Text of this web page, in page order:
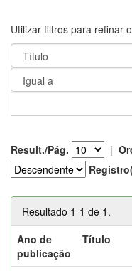
Utilizar filtros para refinar
Result./Pág. |
Resultado 1-1 de 1.
Ano de
publicação
Título